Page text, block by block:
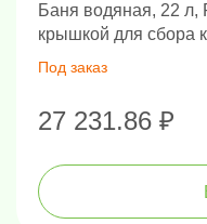
Баня водяная, 22 л,
крышкой для сбора
Под заказ
27 231.86 ₽